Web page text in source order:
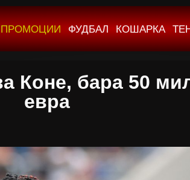
ПРОМОЦИИ ФУДБАЛ КОШАРКА
Коне, бара 50
евра